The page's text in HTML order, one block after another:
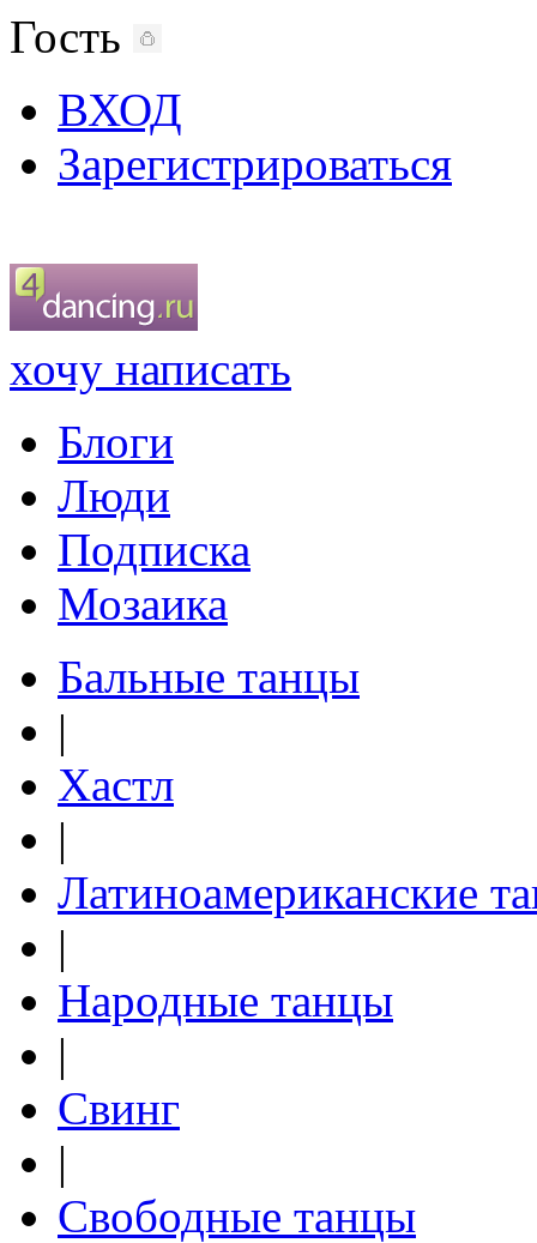
Гость
ВХОД
Зарегистрироваться
хочу написать
Блоги
Люди
Подписка
Мозаика
Бальные танцы
|
Хастл
|
Латиноамериканские
|
Народные танцы
|
Свинг
|
Свободные танцы